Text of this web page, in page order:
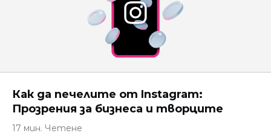
Как да печелите от Instagram:
Прозрения за бизнеса и творците
17 мин. Четене